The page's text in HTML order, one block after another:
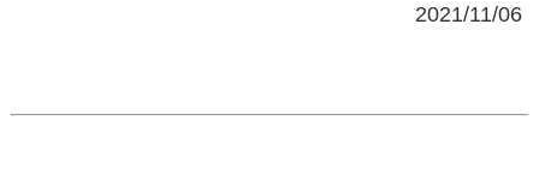
2021/11/06